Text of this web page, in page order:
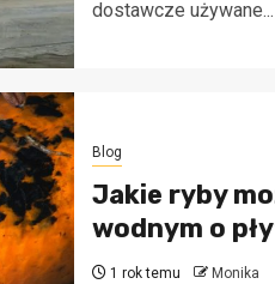
dostawcze używane...
Blog
Jakie ryby
wodnym o
1 rok temu Monika